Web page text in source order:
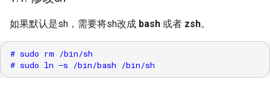
HDMI RX
IQSERVER
如果默认是sh，需要将sh改成 bash 或者 zsh。
# sudo rm /bin/sh